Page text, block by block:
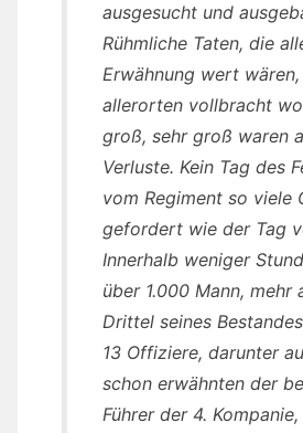
ausgesucht und
Rühmliche Taten, die
Erwähnung wert
allerorten vollbracht
groß, sehr groß waren
Verluste. Kein Tag des
vom Regiment so viele
gefordert wie der Tag
Innerhalb weniger
über 1.000 Mann, mehr
Drittel seines
13 Offiziere, darunter
schon erwähnten der
Führer der 4. Kompanie,